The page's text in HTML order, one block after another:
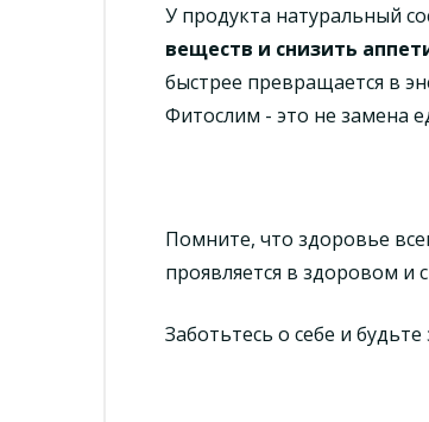
У продукта натуральный
веществ и снизить
быстрее превращается в
Фитослим - это не замена
Помните, что здоровье
проявляется в здоровом и
Заботьтесь о себе и